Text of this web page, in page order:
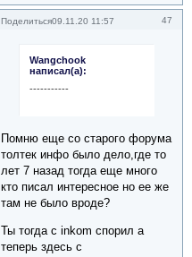
Поделиться 47
09.11.20 11:57
Wangchook
написал(а):
-----------
Помню еще со старого форума
толтек инфо было дело,где то
лет 7 назад тогда еще много
кто писал интересное но ее же
там не было вроде?
Ты тогда с inkom спорил а
теперь здесь с